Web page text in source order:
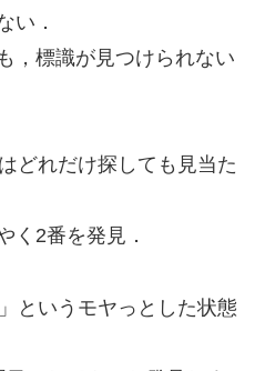
い．
，標識が見つけられない
どれだけ探しても見当た
く2番を発見．
というモヤっとした状態